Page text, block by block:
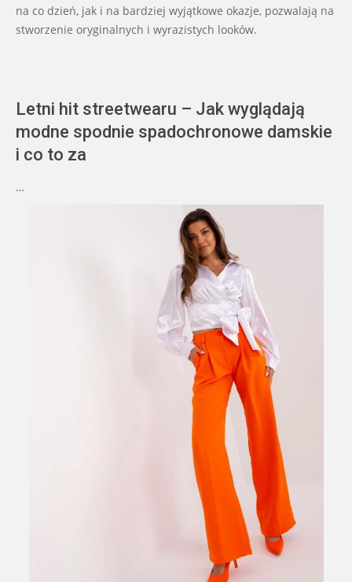
na co dzień, jak i na bardziej wyjątkowe okazje, pozwalają na
stworzenie oryginalnych i wyrazistych looków.
Letni hit streetwearu – Jak wyglądają
modne spodnie spadochronowe damskie
i co to za
…